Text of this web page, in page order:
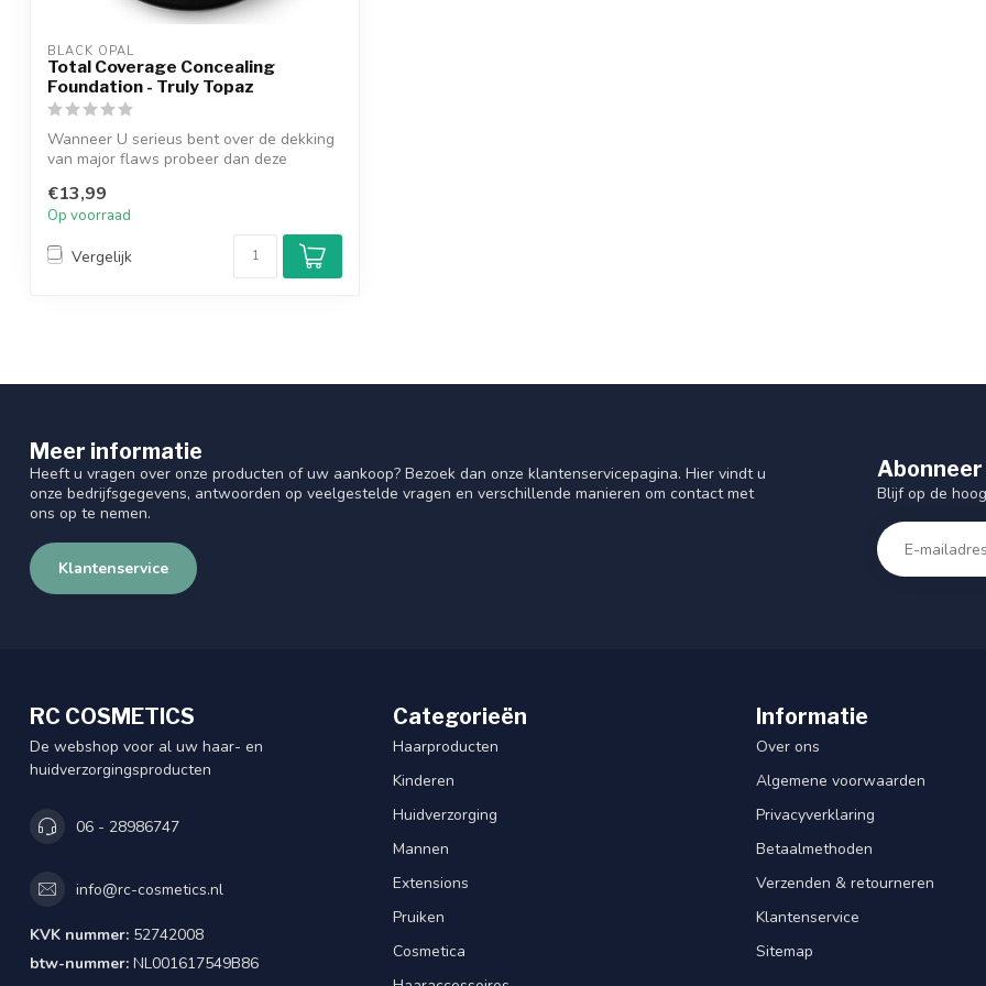
BLACK OPAL
Total Coverage Concealing
Foundation - Truly Topaz
Wanneer U serieus bent over de dekking
van major flaws probeer dan deze
€13,99
Op voorraad
Vergelijk
Meer informatie
Heeft u vragen over onze producten of uw aankoop? Bezoek dan onze klantenservicepagina. Hier vindt u
onze bedrijfsgegevens, antwoorden op veelgestelde vragen en verschillende manieren om contact met
ons op te nemen.
Klantenservice
Blijf op de
RC COSMETICS
De webshop voor al uw haar- en
huidverzorgingsproducten
06 - 28986747
info@rc-cosmetics.nl
KVK nummer: 52742008
btw-nummer: NL001617549B86
Categorieën
Haarproducten
Kinderen
Huidverzorging
Mannen
Extensions
Pruiken
Cosmetica
Informatie
Over ons
Algemene voorwaarden
Privacyverklaring
Betaalmethoden
Verzenden & retourneren
Klantenservice
Sitemap